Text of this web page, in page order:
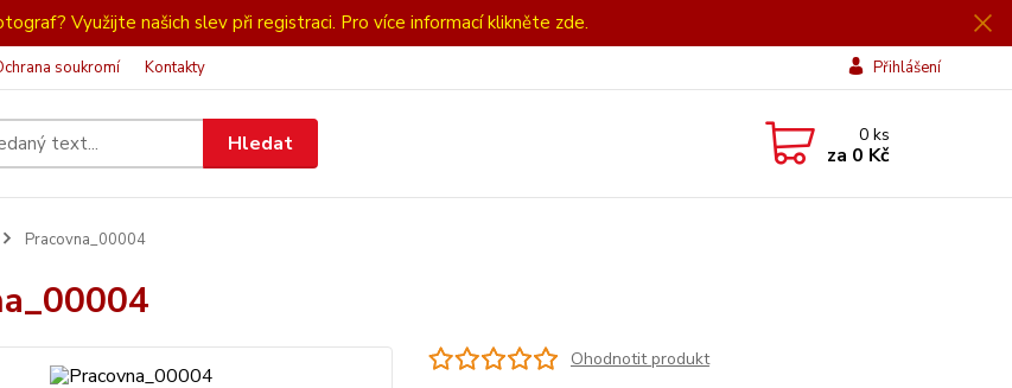
Využijte našich slev při registraci. Pro více informací klikněte zde.
soukromí Kontakty Přihlášení
Hledat 0ks
za 0 Kč
Pracovna_00004
Ohodnotit produkt